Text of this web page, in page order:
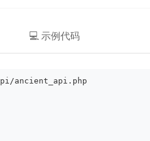
💻 示例代码
ancient_api.php